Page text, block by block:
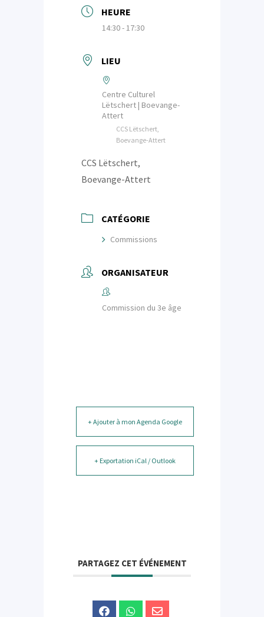
HEURE
14:30 - 17:30
LIEU
Centre Culturel
Lëtschert | Boevange-
Attert
CCS Lëtschert,
Boevange-Attert
CCS Lëtschert,
Boevange-Attert
CATÉGORIE
Commissions
ORGANISATEUR
Commission du 3e âge
+ Ajouter à mon Agenda Google
+ Exportation iCal / Outlook
PARTAGEZ CET ÉVÉNEMENT